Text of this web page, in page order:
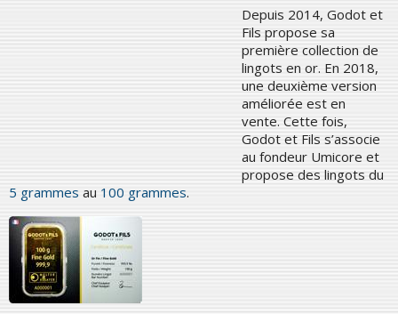
Depuis 2014, Godot et
Fils propose sa
première collection de
lingots en or. En 2018,
une deuxième version
améliorée est en
vente. Cette fois,
Godot et Fils s’associe
au fondeur Umicore et
propose des lingots du
5 grammes au 100 grammes.